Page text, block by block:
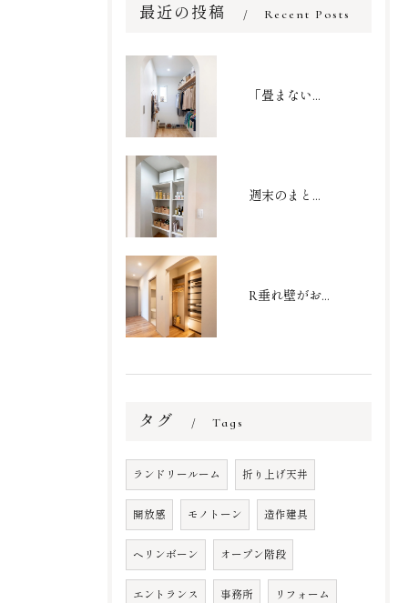
最近の投稿 Recent Posts
「畳まない収納」で家事を劇的時短！家族の衣類がまるごと収まるファミリークローゼット
週末のまとめ買いもスッキリ収まる大容量パントリー
R垂れ壁がおしゃれなシューズクローク
タグ Tags
ランドリールーム 折り上げ天井
開放感 モノトーン 造作建具
ヘリンボーン オープン階段
エントランス 事務所 リフォーム